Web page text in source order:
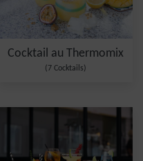
Cocktail au Thermomix
(7 Cocktails)